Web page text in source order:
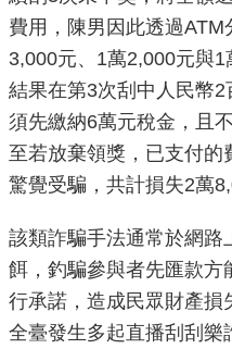
業
務
資
訊
政
府
資
公
開
重
費用，陳男因此透過ATM
3,000元、1萬2,000元與1
結果在第3次刮中人民幣
須先繳納6萬元稅金，且
至若放棄領獎，已支付
驚覺受騙，共計損失2萬
該類詐騙手法通常於網路
餌，釣騙參與者先匯款方
行承諾，造成民眾財產損
全臺發生多起直播刮刮樂